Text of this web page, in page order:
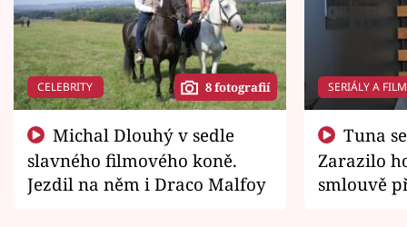
CELEBRITY 8 fotografií
slavného filmového koně.
Jezdil na něm i Draco Malfoy
SERIÁLY A
Zarazilo
smlouvě